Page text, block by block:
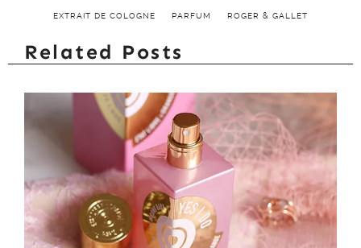
EXTRAIT DE COLOGNE PARFUM ROGER & GALLET
Related Posts